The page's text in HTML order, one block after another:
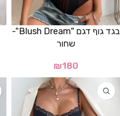
בגד גוף דגם "Blush Dream"-
שחור
₪180